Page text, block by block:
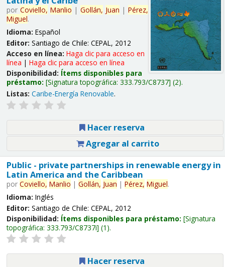
por Coviello, Manlio | Gollán, Juan | Pérez,
Miguel.
Idioma: Español
Editor: Santiago de Chile: CEPAL, 2012
Acceso en línea: Haga clic para acceso en
línea | Haga clic para acceso en línea
Disponibilidad: Ítems disponibles para
préstamo: Signatura topográfica: 333.793/C8737 (2).
Listas: Caribe-Energía Renovable.
Hacer reserva
Agregar al carrito
Public - private partnerships in renewable energy in
Latin America and the Caribbean
por Coviello, Manlio | Gollán, Juan | Pérez, Miguel.
Idioma: Inglés
Editor: Santiago de Chile: CEPAL, 2012
Disponibilidad: Ítems disponibles para préstamo: Signatura
topográfica: 333.793/C8737i (1).
Hacer reserva